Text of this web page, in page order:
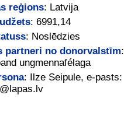
reģions: Latvija
: 6991,14
: Noslēdzies
partneri no donorvalstīm:
ungmennafélaga
: Ilze Seipule, e-pasts: